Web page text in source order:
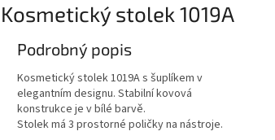
Kosmetický stolek 1019A
Podrobný popis
Kosmetický stolek 1019A s šuplíkem v
elegantním designu. Stabilní kovová
konstrukce je v bílé barvě.
Stolek má 3 prostorné poličky na nástroje.